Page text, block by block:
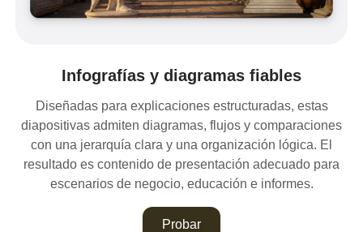
Infografías y diagramas fiables
Diseñadas para explicaciones estructuradas, estas
diapositivas admiten diagramas, flujos y comparaciones
con una jerarquía clara y una organización lógica. El
resultado es contenido de presentación adecuado para
escenarios de negocio, educación e informes.
Probar